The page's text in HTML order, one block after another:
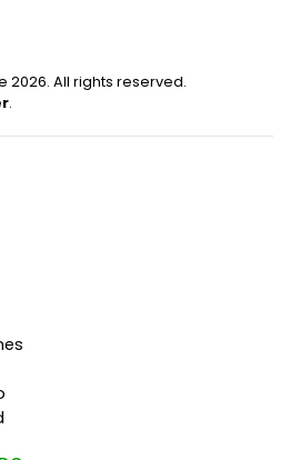
2026. All rights reserved.
.